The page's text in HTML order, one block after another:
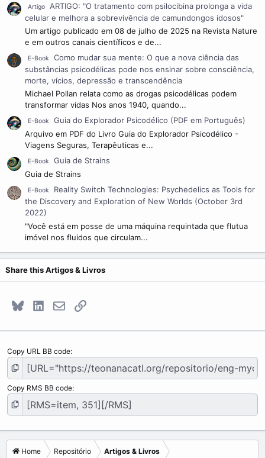
Artigo
ARTIGO: "O tratamento com psilocibina prolonga a vida
celular e melhora a sobrevivência de camundongos idosos"
Um artigo publicado em 08 de julho de 2025 na Revista Nature
e em outros canais científicos e de...
E-Book
Como mudar sua mente: O que a nova ciência das
substâncias psicodélicas pode nos ensinar sobre consciência,
morte, vícios, depressão e transcendência
Michael Pollan relata como as drogas psicodélicas podem
transformar vidas Nos anos 1940, quando...
E-Book
Guia do Explorador Psicodélico (PDF em Português)
Arquivo em PDF do Livro Guia do Explorador Psicodélico -
Viagens Seguras, Terapêuticas e...
E-Book
Guia de Strains
Guia de Strains
E-Book
Reality Switch Technologies: Psychedelics as Tools for
the Discovery and Exploration of New Worlds (October 3rd
2022)
"Você está em posse de uma máquina requintada que flutua
imóvel nos fluidos que circulam...
Share this Artigos & Livros
Bluesky LinkedInE-mailLink
Copy URL BB code
Copy RMS BB code
Home Repositório Artigos & Livros